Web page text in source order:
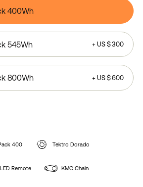
400 Tektro Dorado
Remote KMC Chain
400Wh
545Wh +US $300
800Wh +US $600